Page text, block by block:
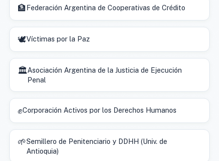
🏦Federación Argentina de Cooperativas de Crédito
🕊️Víctimas por la Paz
🏛️Asociación Argentina de la Justicia de Ejecución
Penal
✊Corporación Activos por los Derechos Humanos
🌱Semillero de Penitenciario y DDHH (Univ. de
Antioquia)